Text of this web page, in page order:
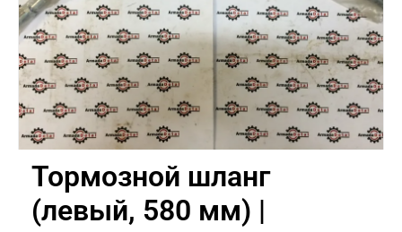
Тормозной шланг
(левый, 580 мм) |